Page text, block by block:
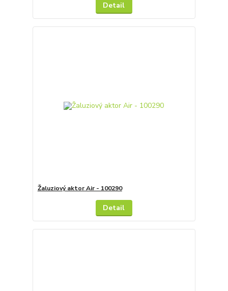
Detail
Žaluziový aktor Air - 100290
Detail